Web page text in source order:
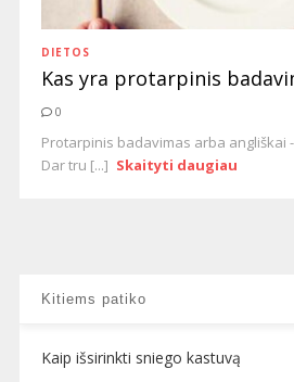
DIETOS
Kas yra protarpinis
0
Protarpinis badavimas arba angliškai
Dar tru [...] Skaityti daugiau
Kitiems patiko
Kaip išsirinkti sniego kastuvą